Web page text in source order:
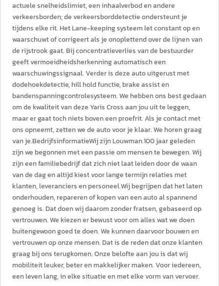
actuele snelheidslimiet, een inhaalverbod en andere
verkeersborden; de verkeersborddetectie ondersteunt je
tijdens elke rit. Het Lane-keeping systeem let constant op en
waarschuwt of corrigeert als je onoplettend over de lijnen van
de rijstrook gaat. Bij concentratieverlies van de bestuurder
geeft vermoeidheidsherkenning automatisch een
waarschuwingssignaal. Verder is deze auto uitgerust met
dodehoekdetectie, hill hold functie, brake assist en
bandenspanningcontrolesysteem. We hebben ons best gedaan
om de kwaliteit van deze Yaris Cross aan jou uit te leggen,
maar er gaat toch niets boven een proefrit. Als je contact met
ons opneemt, zetten we de auto voor je klaar. We horen graag
van je.BedrijfsinformatieWij zijn Louwman.100 jaar geleden
zijn we begonnen met een passie om mensen te bewegen. Wij
zijn een familiebedrijf dat zich niet laat leiden door de waan
van de dag en altijd kiest voor lange termijn relaties met
klanten, leveranciers en personeel.Wij begrijpen dat het laten
onderhouden, repareren of kopen van een auto al spannend
genoeg is. Dat doen wij daarom zonder fratsen, gebaseerd op
vertrouwen. We kiezen er bewust voor om alles wat we doen
buitengewoon goed te doen. We kunnen daarvoor bouwen en
vertrouwen op onze mensen. Dat is de reden dat onze klanten
graag bij ons terugkomen. Onze belofte aan jou is dat wij
mobiliteit leuker, beter en makkelijker maken. Voor iedereen,
een leven lang, in elke situatie en met elke vorm van vervoer.